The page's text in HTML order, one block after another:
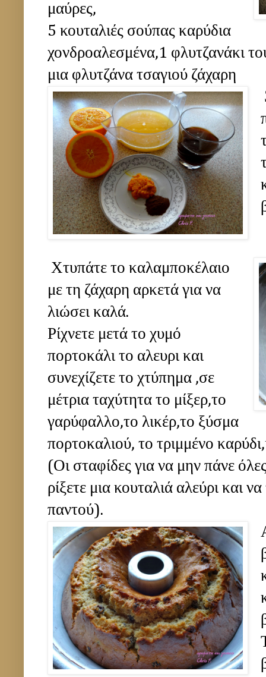
μαύρες,
5 κουταλιές σούπας καρύδια
χονδροαλεσμένα,1 φλυτζανάκι
μια φλυτζάνα τσαγιού ζάχαρη
Χτυπάτε το καλαμποκέλαιο
με τη ζάχαρη αρκετά για να
λιώσει καλά.
Ρίχνετε μετά το χυμό
πορτοκάλι το αλευρι και
συνεχίζετε το χτύπημα ,σε
μέτρια ταχύτητα το μίξερ,το
γαρύφαλλο,το λικέρ,το ξύσμα
πορτοκαλιού, το τριμμένο
(Οι σταφίδες για να μην πάνε
ρίξετε μια κουταλιά αλεύρι και
παντού).